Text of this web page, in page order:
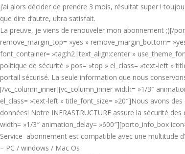
j’ai alors décider de prendre 3 mois, résultat super !
que dire d’autre, ultra satisfait.
La preuve, je viens de renouveler mon abonnement ;)[/
remove_margin_top= »yes » remove_margin_bottom=
font_container= »tag:h2|text_align:center »
politique de sécurité » pos= »top » el_class= »text-left »
portail sécurisé. La seule information que nous
[/vc_column_inner][vc_column_inner width= »1/3″
el_class= »text-left » title_font_size= »20″]Nous avons
données! Notre INFRASTRUCTURE assure la sécurité
width= »1/3″ animation_delay= »600″][porto_info_box
Service abonnement est compatible avec une multitude
– PC / windows / Mac Os